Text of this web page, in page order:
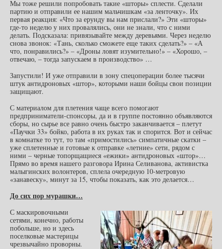
Мы тоже решили попробовать такие «шторы» сплести. Сделали
партию и отправили ее нашим мальчишкам «за ленточку». Их
первая реакция: «Что за ерунду вы нам прислали?» Эти «шторы»
где-то неделю у них провалялись, они не знали, что с ними
делать. Подсказала: привязывайте между деревьями. Через неделю
снова звонок: «Тань, сколько сможете еще таких сделать?» – «А
что, понравились?» – «Дроны ловят изумительно!» – «Хорошо, –
отвечаю, – тогда запускаем в производство» …
Запустили! И уже отправили в зону спецоперации более тысячи
штук антидроновых «штор», которыми наши бойцы свои позиции
защищают.
С материалом для плетения чаще всего помогают
предприниматели-спонсоры, да и в группе постоянно объявляются
сборы, но сырье все равно очень быстро заканчивается – плетут
«Паучки 33» бойко, работа в их руках так и спорится. Вот и сейчас
в комнатке то тут, то там «примостились» симпатичные скатки –
уже сплетенные и готовые к отправке «летние» сети, рядом с
ними – черные топорщащиеся «ежики» антидроновых «штор»…
Прямо во время нашего разговора Ирина Селиванова, активистка
малыгинских волонтеров, сплела очередную 10-метровую
«занавеску», минут за 15, чтобы показать, как это делается…
До сих пор мурашки…
С маскировочными
сетями, конечно, работы
побольше, но и здесь
поселковые мастерицы
чрезвычайно проворны.